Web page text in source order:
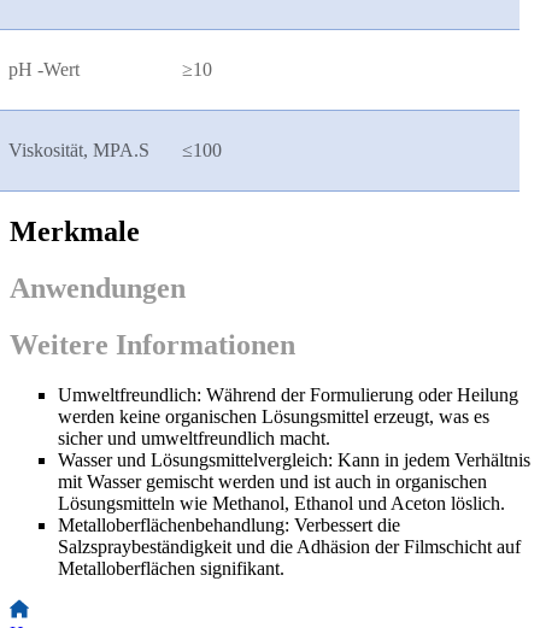
pH -Wert ≥10
Viskosität, MPA.S ≤100
Merkmale
Anwendungen
Weitere Informationen
Umweltfreundlich: Während der Formulierung oder Heilung
werden keine organischen Lösungsmittel erzeugt, was es
sicher und umweltfreundlich macht.
Wasser und Lösungsmittelvergleich: Kann in jedem Verhältnis
mit Wasser gemischt werden und ist auch in organischen
Lösungsmitteln wie Methanol, Ethanol und Aceton löslich.
Metalloberflächenbehandlung: Verbessert die
Salzspraybeständigkeit und die Adhäsion der Filmschicht auf
Metalloberflächen signifikant.